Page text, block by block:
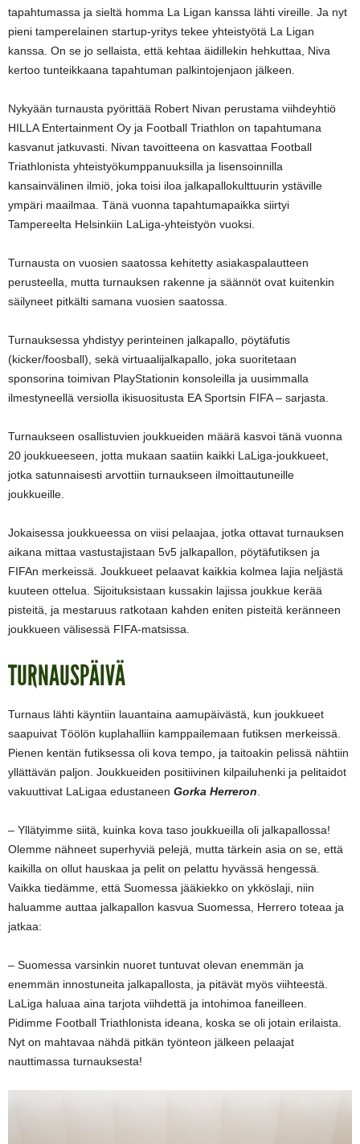
tapahtumassa ja sieltä homma La Ligan kanssa lähti vireille. Ja nyt
pieni tamperelainen startup-yritys tekee yhteistyötä La Ligan
kanssa. On se jo sellaista, että kehtaa äidillekin hehkuttaa, Niva
kertoo tunteikkaana tapahtuman palkintojenjaon jälkeen.
Nykyään turnausta pyörittää Robert Nivan perustama viihdeyhtiö
HILLA Entertainment Oy ja Football Triathlon on tapahtumana
kasvanut jatkuvasti. Nivan tavoitteena on kasvattaa Football
Triathlonista yhteistyökumppanuuksilla ja lisensoinnilla
kansainvälinen ilmiö, joka toisi iloa jalkapallokulttuurin ystäville
ympäri maailmaa. Tänä vuonna tapahtumapaikka siirtyi
Tampereelta Helsinkiin LaLiga-yhteistyön vuoksi.
Turnausta on vuosien saatossa kehitetty asiakaspalautteen
perusteella, mutta turnauksen rakenne ja säännöt ovat kuitenkin
säilyneet pitkälti samana vuosien saatossa.
Turnauksessa yhdistyy perinteinen jalkapallo, pöytäfutis
(kicker/foosball), sekä virtuaalijalkapallo, joka suoritetaan
sponsorina toimivan PlayStationin konsoleilla ja uusimmalla
ilmestyneellä versiolla ikisuositusta EA Sportsin FIFA – sarjasta.
Turnaukseen osallistuvien joukkueiden määrä kasvoi tänä vuonna
20 joukkueeseen, jotta mukaan saatiin kaikki LaLiga-joukkueet,
jotka satunnaisesti arvottiin turnaukseen ilmoittautuneille
joukkueille.
Jokaisessa joukkueessa on viisi pelaajaa, jotka ottavat turnauksen
aikana mittaa vastustajistaan 5v5 jalkapallon, pöytäfutiksen ja
FIFAn merkeissä. Joukkueet pelaavat kaikkia kolmea lajia neljästä
kuuteen ottelua. Sijoituksistaan kussakin lajissa joukkue kerää
pisteitä, ja mestaruus ratkotaan kahden eniten pisteitä keränneen
joukkueen välisessä FIFA-matsissa.
TURNAUSPÄIVÄ
Turnaus lähti käyntiin lauantaina aamupäivästä, kun joukkueet
saapuivat Töölön kuplahalliin kamppailemaan futiksen merkeissä.
Pienen kentän futiksessa oli kova tempo, ja taitoakin pelissä nähtiin
yllättävän paljon. Joukkueiden positiivinen kilpailuhenki ja pelitaidot
vakuuttivat LaLigaa edustaneen Gorka Herreron
– Yllätyimme siitä, kuinka kova taso joukkueilla oli jalkapallossa!
Olemme nähneet superhyviä pelejä, mutta tärkein asia on se, että
kaikilla on ollut hauskaa ja pelit on pelattu hyvässä hengessä.
Vaikka tiedämme, että Suomessa jääkiekko on ykköslaji, niin
haluamme auttaa jalkapallon kasvua Suomessa, Herrero toteaa ja
jatkaa:
– Suomessa varsinkin nuoret tuntuvat olevan enemmän ja
enemmän innostuneita jalkapallosta, ja pitävät myös viihteestä.
LaLiga haluaa aina tarjota viihdettä ja intohimoa faneilleen.
Pidimme Football Triathlonista ideana, koska se oli jotain erilaista.
Nyt on mahtavaa nähdä pitkän työnteon jälkeen pelaajat
nauttimassa turnauksesta!